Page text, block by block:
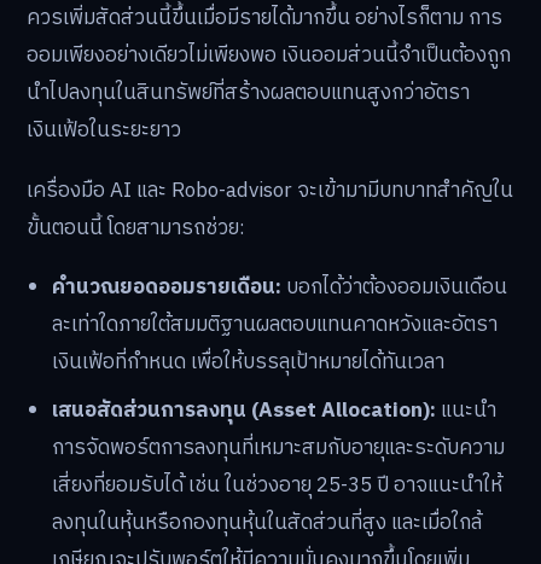
ควรเพิ่มสัดส่วนนี้ขึ้นเมื่อมีรายได้มากขึ้น อย่างไรก็ตาม การ
ออมเพียงอย่างเดียวไม่เพียงพอ เงินออมส่วนนี้จำเป็นต้องถูก
นำไปลงทุนในสินทรัพย์ที่สร้างผลตอบแทนสูงกว่าอัตรา
เงินเฟ้อในระยะยาว
เครื่องมือ AI และ Robo-advisor จะเข้ามามีบทบาทสำคัญใน
ขั้นตอนนี้ โดยสามารถช่วย:
คำนวณยอดออมรายเดือน: บอกได้ว่าต้องออมเงินเดือน
ละเท่าใดภายใต้สมมติฐานผลตอบแทนคาดหวังและอัตรา
เงินเฟ้อที่กำหนด เพื่อให้บรรลุเป้าหมายได้ทันเวลา
เสนอสัดส่วนการลงทุน (Asset Allocation): แนะนำ
การจัดพอร์ตการลงทุนที่เหมาะสมกับอายุและระดับความ
เสี่ยงที่ยอมรับได้ เช่น ในช่วงอายุ 25-35 ปี อาจแนะนำให้
ลงทุนในหุ้นหรือกองทุนหุ้นในสัดส่วนที่สูง และเมื่อใกล้